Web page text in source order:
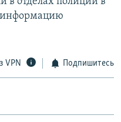
информацию
VPN Подпишитесь